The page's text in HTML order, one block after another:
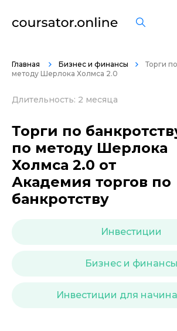
Главная Бизнес и финансы
Торги
методу Шерлока Холмса 2.0
Длительность: 2 месяца
Торги по
по методу Шерлока
Холмса 2.0 от
Академия торгов по
банкротству
Инвестиции
Бизнес и финансы
Инвестиции для
Стоимость *